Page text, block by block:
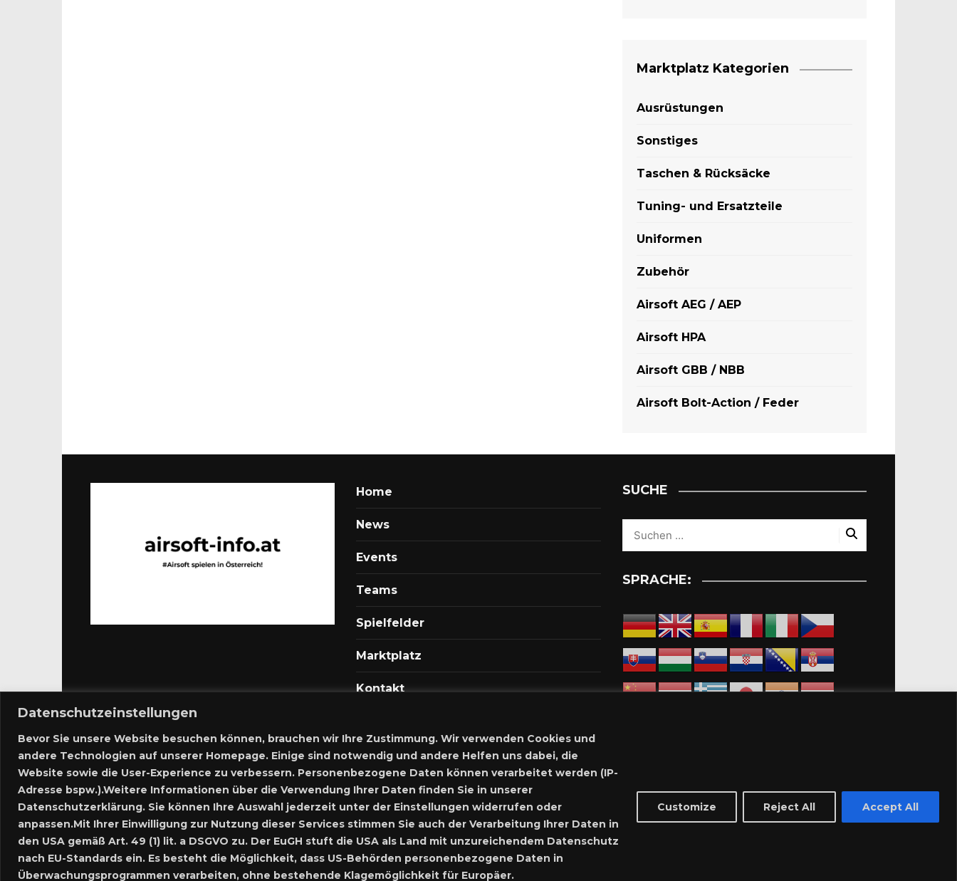
Datenschutzeinstellungen
Bevor Sie unsere Website besuchen können, brauchen wir Ihre Zustimmung. Wir verwenden Cookies und
andere Technologien auf unserer Homepage. Einige sind notwendig und andere Helfen uns dabei, die
Website sowie die User-Experience zu verbessern. Personenbezogene Daten können verarbeitet werden (IP-
Adresse bspw.).Weitere Informationen über die Verwendung Ihrer Daten finden Sie in unserer
Datenschutzerklärung. Sie können Ihre Auswahl jederzeit unter der Einstellungen widerrufen oder
anpassen.Mit Ihrer Einwilligung zur Nutzung dieser Services stimmen Sie auch der Verarbeitung Ihrer Daten in
den USA gemäß Art. 49 (1) lit. a DSGVO zu. Der EuGH stuft die USA als Land mit unzureichendem Datenschutz
nach EU-Standards ein. Es besteht die Möglichkeit, dass US-Behörden personenbezogene Daten in
Überwachungsprogrammen verarbeiten, ohne bestehende Klagemöglichkeit für Europäer.
Customize Reject All Accept All
Marktplatz Kategorien
Ausrüstungen
Sonstiges
Taschen & Rücksäcke
Tuning- und Ersatzteile
Uniformen
Zubehör
Airsoft AEG / AEP
Airsoft HPA
Airsoft GBB / NBB
Airsoft Bolt-Action / Feder
Home
News
Events
Teams
Spielfelder
Marktplatz
Kontakt
Meine Inserate
Neues Inserat schalten
Marktplatz – Registrierung
SUCHE
SPRACHE: